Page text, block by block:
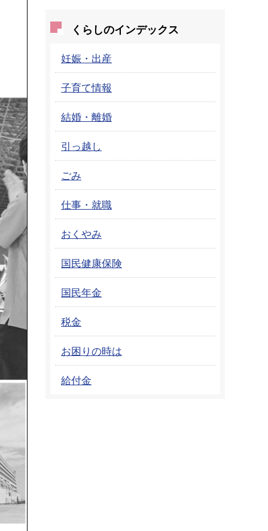
くらしのインデックス
妊娠・出産
子育て情報
結婚・離婚
引っ越し
ごみ
仕事・就職
おくやみ
国民健康保険
国民年金
税金
お困りの時は
給付金